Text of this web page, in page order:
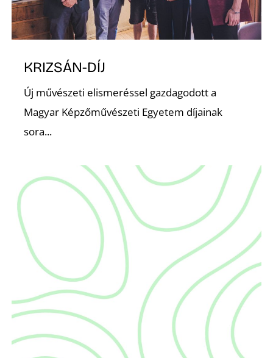
KRIZSÁN-DÍJ
Új művészeti elismeréssel gazdagodott a
Magyar Képzőművészeti Egyetem díjainak
sora...